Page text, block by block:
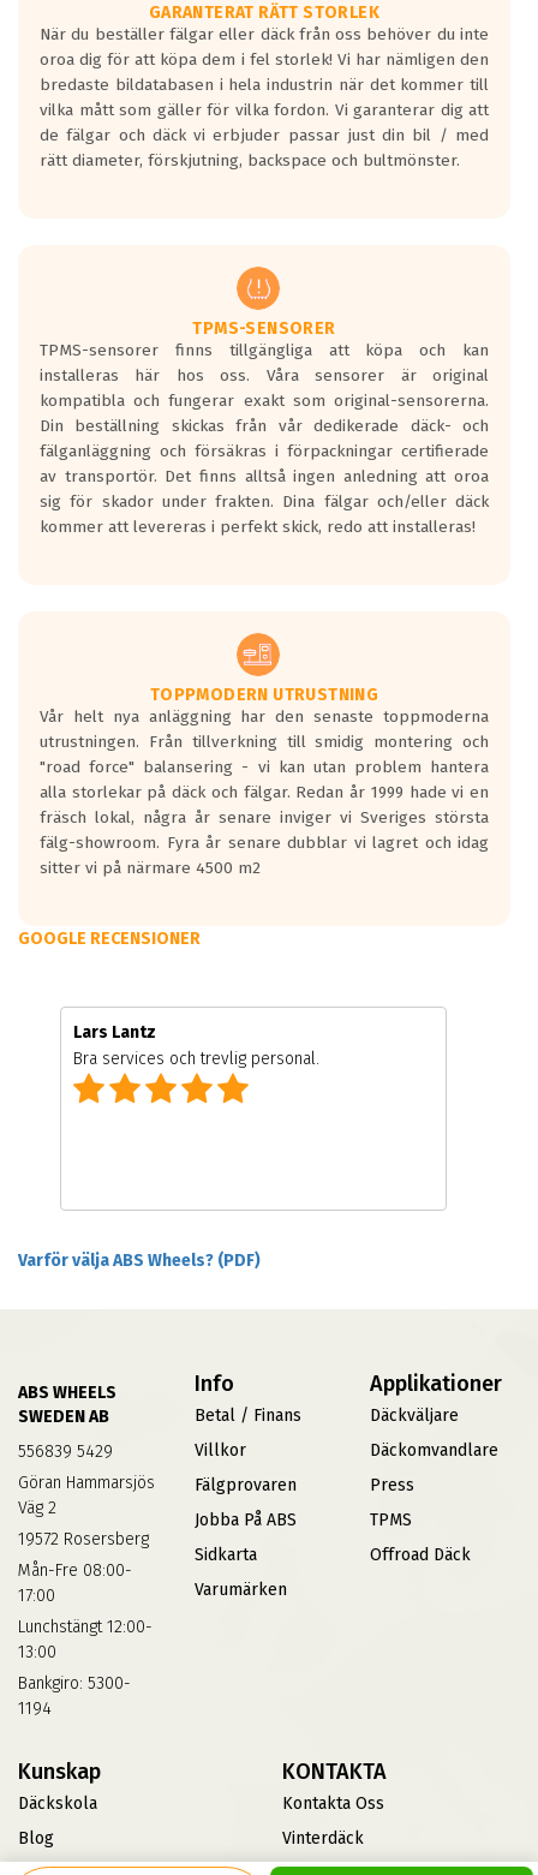
rullmotståndets ljud överträffa
motorljudet.
På däckmärkningen kommer det finnas
en symbol av ett däck med vågar. Hög
bullernivå markeras med svarta vågor
medans de vita vågorna påvisar om det är
ett tyst däck.
regelverket som introduceras år 2016.
Ett däck med två svarta vågor är redan
godkända för år 2016 nya regelverk.
Ett däck med en svart våg kommer vara
minst tre decibel tystare än det
regelverk som börjar gälla 2016.
GARANTERAT RÄTT STORLEK
När du beställer fälgar eller däck från oss behöver du inte
oroa dig för att köpa dem i fel storlek! Vi har nämligen den
bredaste bildatabasen i hela industrin när det kommer till
vilka mått som gäller för vilka fordon. Vi garanterar dig att
de fälgar och däck vi erbjuder passar just din bil / med
rätt diameter, förskjutning, backspace och bultmönster.
TPMS-SENSORER
TPMS-sensorer finns tillgängliga att köpa och kan
installeras här hos oss. Våra sensorer är original
kompatibla och fungerar exakt som original-sensorerna.
Din beställning skickas från vår dedikerade däck- och
fälganläggning och försäkras i förpackningar certifierade
av transportör. Det finns alltså ingen anledning att oroa
sig för skador under frakten. Dina fälgar och/eller däck
kommer att levereras i perfekt skick, redo att installeras!
TOPPMODERN UTRUSTNING
Vår helt nya anläggning har den senaste toppmoderna
utrustningen. Från tillverkning till smidig montering och
"road force" balansering - vi kan utan problem hantera
alla storlekar på däck och fälgar. Redan år 1999 hade vi en
fräsch lokal, några år senare inviger vi Sveriges största
fälg-showroom. Fyra år senare dubblar vi lagret och idag
sitter vi på närmare 4500 m2
GOOGLE RECENSIONER
Lars Lantz
Bra services och trevlig personal.
Varför välja ABS Wheels? (PDF)
ABS WHEELS
SWEDEN AB
556839 5429
Göran Hammarsjös
Väg 2
19572 Rosersberg
Mån-Fre 08:00-
17:00
Lunchstängt 12:00-
13:00
Bankgiro: 5300-
1194
Info
Betal / Finans
Villkor
Fälgprovaren
Jobba På ABS
Sidkarta
Varumärken
Applikationer
Däckväljare
Däckomvandlare
Press
TPMS
Offroad Däck
Kunskap
Däckskola
Blog
KONTAKTA
Kontakta Oss
Vinterdäck